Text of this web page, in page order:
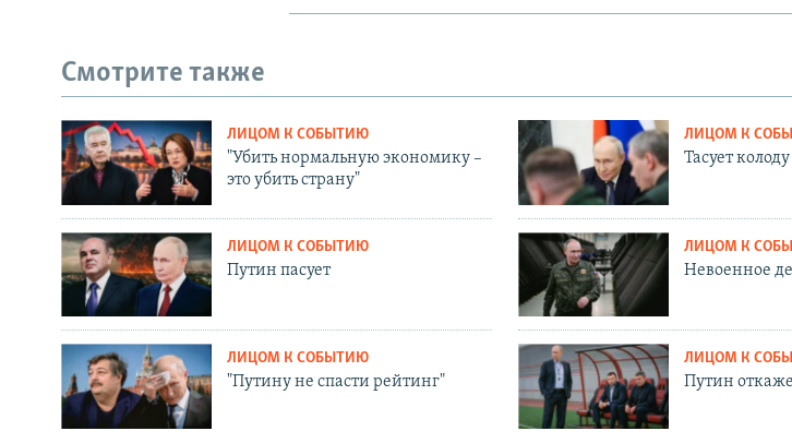
Смотрите также
ЛИЦОМ К СОБЫТИЮ
"Убить нормальную экономику –
это убить страну"
ЛИЦОМ К
Тасует колоду
ЛИЦОМ К СОБЫТИЮ
Путин пасует
ЛИЦОМ К
Невоенное
ЛИЦОМ К СОБЫТИЮ
"Путину не спасти рейтинг"
ЛИЦОМ К
Путин